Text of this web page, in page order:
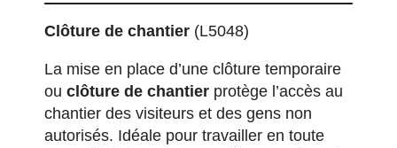
Clôture de chantier (L5048)
La mise en place d’une clôture temporaire
ou clôture de chantier protège l’accès au
chantier des visiteurs et des gens non
autorisés. Idéale pour travailler en toute